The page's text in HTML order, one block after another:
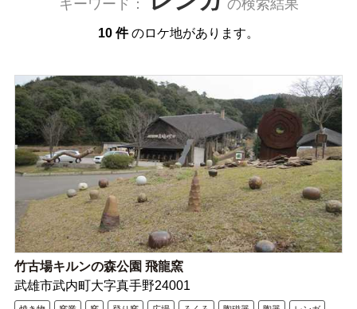
キーワード： の検索結果
10 件のロケ地があります。
竹古場キルンの森公園 飛龍窯
武雄市武内町大字真手野24001